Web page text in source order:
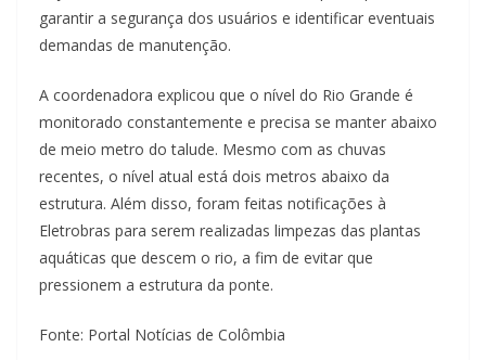
garantir a segurança dos usuários e identificar eventuais
demandas de manutenção.
A coordenadora explicou que o nível do Rio Grande é
monitorado constantemente e precisa se manter abaixo
de meio metro do talude. Mesmo com as chuvas
recentes, o nível atual está dois metros abaixo da
estrutura. Além disso, foram feitas notificações à
Eletrobras para serem realizadas limpezas das plantas
aquáticas que descem o rio, a fim de evitar que
pressionem a estrutura da ponte.
Fonte: Portal Notícias de Colômbia